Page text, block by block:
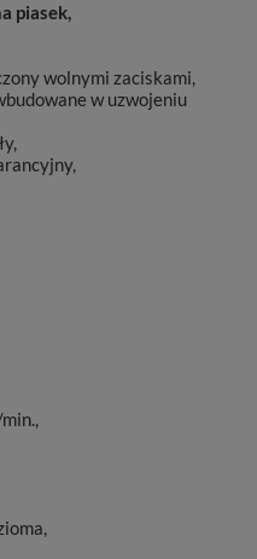
piasek,
wolnymi zaciskami,
w uzwojeniu